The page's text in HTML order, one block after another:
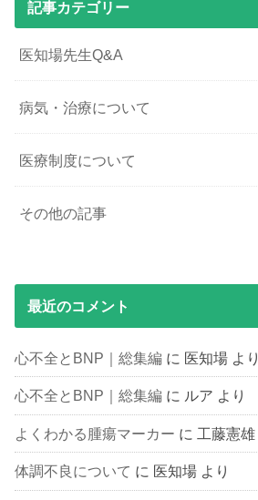
記事カテゴリー
医知場先生Q&A
病気・治療について
医療制度について
その他の記事
最近のコメント
心不全とBNP｜総集編 に 医知場 より
心不全とBNP｜総集編 に ルア より
よくわかる腫瘍マーカー に 工藤憲雄
体調不良について に 医知場 より